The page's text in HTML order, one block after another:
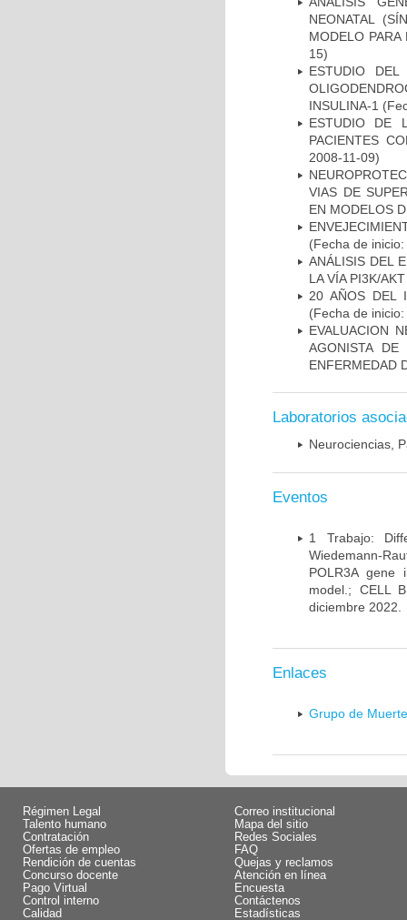
NEONATAL
MODELO
15)
ESTUDIO
INSULINA-1
ESTUDIO DE
PACIENTES
2008-11-09)
VIAS DE
EN MODELOS
(Fecha de
ANÁLISIS DEL
LA VÍA PI3K/
20 AÑOS DEL
(Fecha de
EVALUACION
AGONISTA
ENFERMEDAD
Laboratorios
Neurociencias,
Eventos
1 Trabajo:
Wiedemann-
POLR3A gene
model.; CELL
diciembre 2022.
Enlaces
Grupo de
Régimen Legal
Talento humano
Contratación
Ofertas de empleo
Rendición de cuentas
Concurso docente
Pago Virtual
Control interno
Calidad
Correo institucional
Mapa del sitio
Redes Sociales
FAQ
Quejas y reclamos
Atención en línea
Encuesta
Contáctenos
Estadísticas